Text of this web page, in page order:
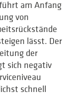
am Anfang
von
lässt. Der
der
sich negativ
schnell